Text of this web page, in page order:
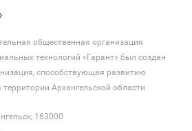
общественная организация
технологий «Гарант» был создан
способствующая развитию
Архангельской области
163000